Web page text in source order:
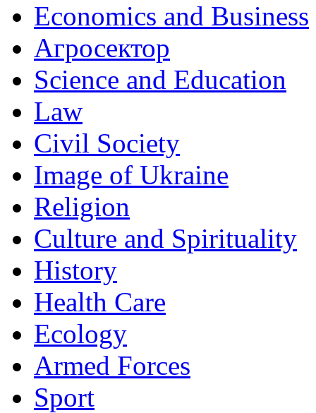
Economics and Business
Агросектор
Science and Education
Law
Civil Society
Image of Ukraine
Religion
Culture and Spirituality
History
Health Care
Ecology
Armed Forces
Sport